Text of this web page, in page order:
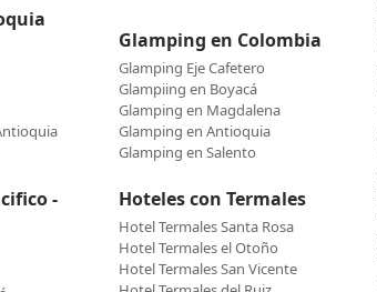
-
Glamping en Colombia
Glamping Eje Cafetero
Glampiing en Boyacá
Glamping en Magdalena
Glamping en Antioquia
Glamping en Salento
Hoteles con Termales
Hotel Termales Santa Rosa
Hotel Termales el Otoño
Hotel Termales San Vicente